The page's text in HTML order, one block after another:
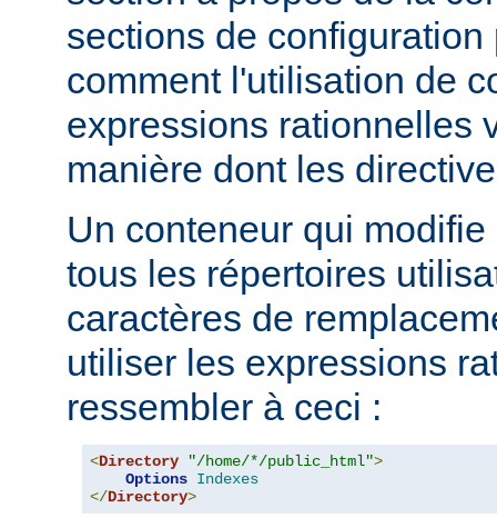
sections de
comment l'utilisation de
expressions rationnelles
manière dont les
Un conteneur qui
tous les répertoires
caractères de
utiliser les expressions
ressembler à ceci :
<Directory "/home/*/public_html">
Options Indexes
</Directory>